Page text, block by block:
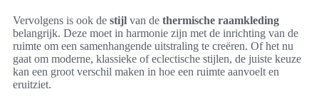
Vervolgens is ook de stijl van de thermische raamkleding
belangrijk. Deze moet in harmonie zijn met de inrichting van de
ruimte om een samenhangende uitstraling te creëren. Of het nu
gaat om moderne, klassieke of eclectische stijlen, de juiste keuze
kan een groot verschil maken in hoe een ruimte aanvoelt en
eruitziet.